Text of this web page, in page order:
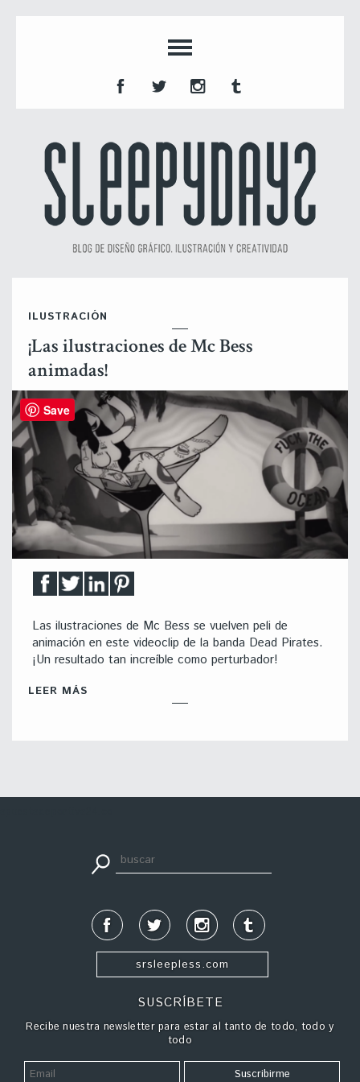
ILUSTRACIÓN
¡Las ilustraciones de Mc Bess
animadas!
Las ilustraciones de Mc Bess se vuelven peli de
animación en este videoclip de la banda Dead Pirates.
¡Un resultado tan increíble como perturbador!
LEER MÁS
srsleepless.com
SUSCRÍBETE
Recibe nuestra newsletter para estar al tanto de todo, todo y
todo
Save